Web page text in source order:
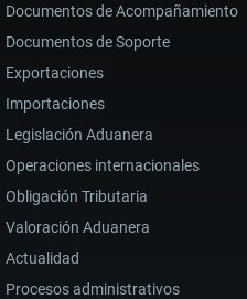
Documentos de Acompañamiento
Documentos de Soporte
Exportaciones
Importaciones
Legislación Aduanera
Operaciones internacionales
Obligación Tributaria
Valoración Aduanera
Actualidad
Procesos administrativos